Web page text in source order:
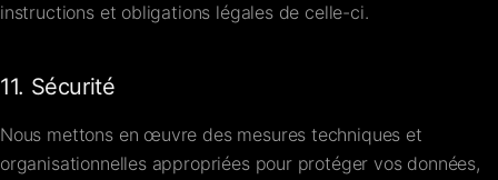
instructions et obligations légales de celle-ci.
11. Sécurité
Nous mettons en œuvre des mesures techniques et
organisationnelles appropriées pour protéger vos données,